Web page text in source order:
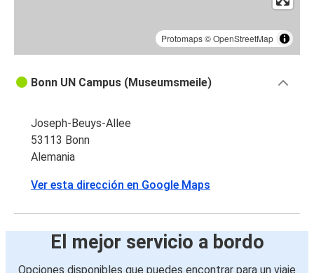
Protomaps©OpenStreetMap
Bonn UN Campus (Museumsmeile)
Joseph-Beuys-Allee
53113 Bonn
Alemania
Ver esta dirección en Google Maps
El mejor servicio a bordo
Opciones disponibles que puedes encontrar para un viaje